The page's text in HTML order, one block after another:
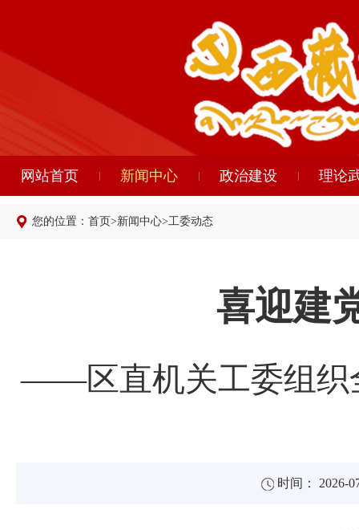
网站首页 新闻中心 政治建设 理论
您的位置： 首页>新闻中心>工委动态
喜迎建
——区直机关工委组织
时间： 2026-